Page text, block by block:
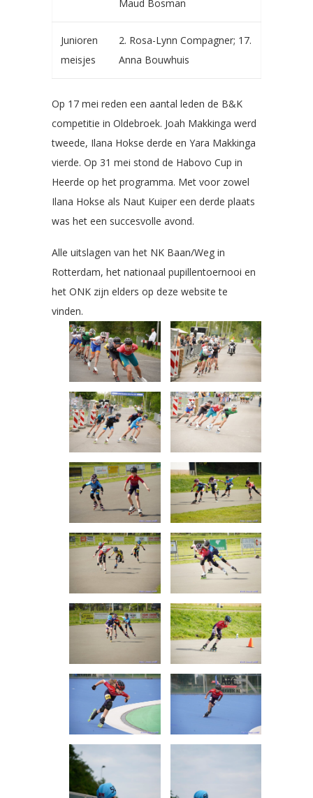
Maud Bosman
Junioren
meisjes
2. Rosa-Lynn Compagner; 17.
Anna Bouwhuis
Op 17 mei reden een aantal leden de B&K
competitie in Oldebroek. Joah Makkinga werd
tweede, Ilana Hokse derde en Yara Makkinga
vierde. Op 31 mei stond de Habovo Cup in
Heerde op het programma. Met voor zowel
Ilana Hokse als Naut Kuiper een derde plaats
was het een succesvolle avond.
Alle uitslagen van het NK Baan/Weg in
Rotterdam, het nationaal pupillentoernooi en
het ONK zijn elders op deze website te
vinden.